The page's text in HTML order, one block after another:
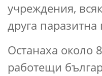
учреждения,
друга
Останаха около
работещи